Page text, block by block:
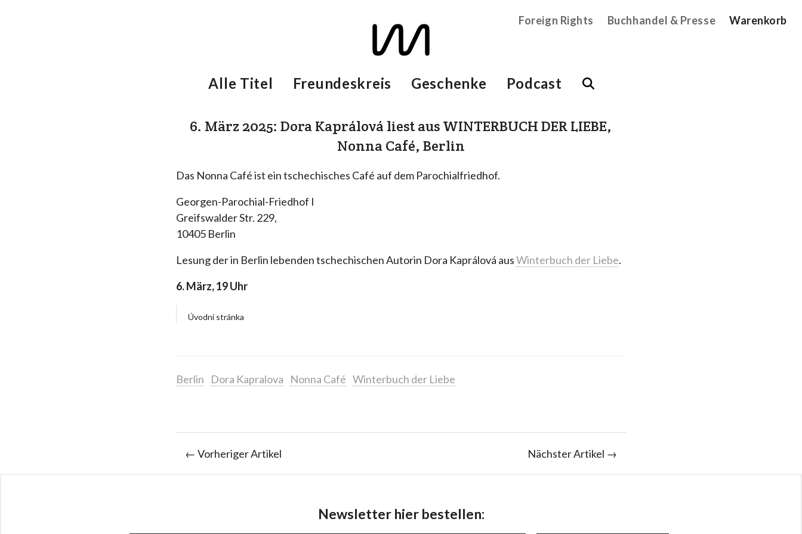
Foreign Rights Buchhandel & Presse Warenkorb
Alle Titel Freundeskreis Geschenke Podcast
6. März 2025: Dora Kaprálová liest aus WINTERBUCH DER LIEBE,
Nonna Café, Berlin
Das Nonna Café ist ein tschechisches Café auf dem Parochialfriedhof.
Georgen-Parochial-Friedhof I
Greifswalder Str. 229,
10405 Berlin
Lesung der in Berlin lebenden tschechischen Autorin Dora Kaprálová ausWinterbuch der Liebe.
6. März, 19 Uhr
Úvodní stránka
Berlin Dora Kapralova Nonna Café Winterbuch der Liebe
← Vorheriger Artikel Nächster Artikel →
Newsletter hier bestellen: